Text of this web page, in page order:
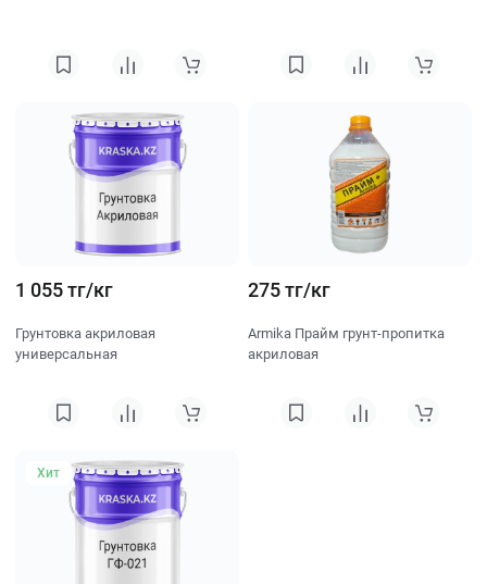
1 055 тг/кг
Грунтовка акриловая
универсальная
275 тг/кг
Armika Прайм грунт-пропитка
акриловая
Хит